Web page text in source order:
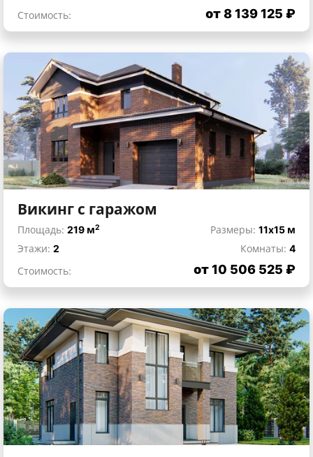
Стоимость:
от 8 139 125 ₽
Викинг с гаражом
Площадь: 219 м2 Размеры: 11x15 м
Этажи: 2 Комнаты: 4
Стоимость:
от 10 506 525 ₽